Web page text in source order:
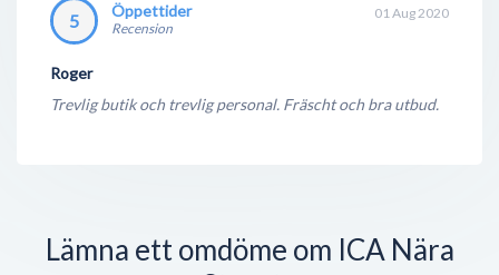
5 Öppettider
Recension
Roger
01 Aug 2020
Trevlig butik och trevlig personal. Fräscht och bra utbud.
Lämna ett omdöme om ICA Nära